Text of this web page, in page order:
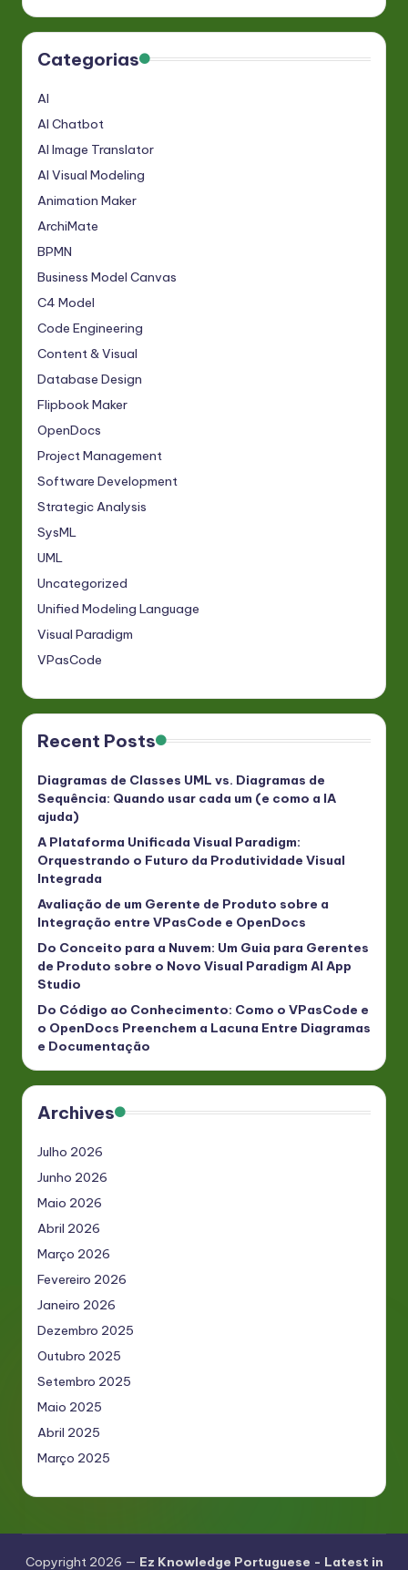
Categorias
AI
AI Chatbot
AI Image Translator
AI Visual Modeling
Animation Maker
ArchiMate
BPMN
Business Model Canvas
C4 Model
Code Engineering
Content & Visual
Database Design
Flipbook Maker
OpenDocs
Project Management
Software Development
Strategic Analysis
SysML
UML
Uncategorized
Unified Modeling Language
Visual Paradigm
VPasCode
Recent Posts
Diagramas de Classes UML vs. Diagramas de
Sequência: Quando usar cada um (e como a IA
ajuda)
A Plataforma Unificada Visual Paradigm:
Orquestrando o Futuro da Produtividade Visual
Integrada
Avaliação de um Gerente de Produto sobre a
Integração entre VPasCode e OpenDocs
Do Conceito para a Nuvem: Um Guia para Gerentes
de Produto sobre o Novo Visual Paradigm AI App
Studio
Do Código ao Conhecimento: Como o VPasCode e
o OpenDocs Preenchem a Lacuna Entre Diagramas
e Documentação
Archives
Julho 2026
Junho 2026
Maio 2026
Abril 2026
Março 2026
Fevereiro 2026
Janeiro 2026
Dezembro 2025
Outubro 2025
Setembro 2025
Maio 2025
Abril 2025
Março 2025
Copyright 2026 — Ez Knowledge Portuguese - Latest in